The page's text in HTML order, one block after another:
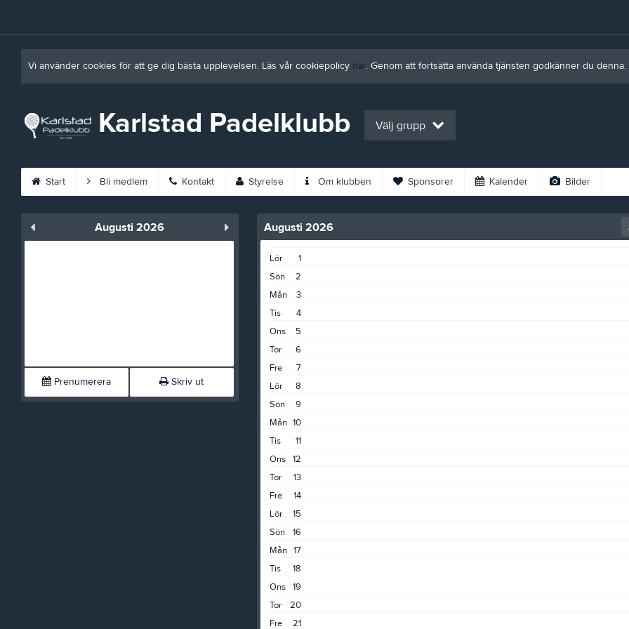
Vi använder cookies för att ge dig bästa upplevelsen. Läs vår cookiepolicy här. Genom att fortsätta använda tjänsten godkänner du denna.
Karlstad Padelklubb Välj grupp
Start Bli medlem Kontakt Styrelse Om klubben Sponsorer Kalender Bilder
Augusti 2026
Prenumerera Skriv ut
Augusti 2026
1
Lör
2
Sön
3
Mån
4
Tis
5
Ons
6
Tor
7
Fre
8
Lör
9
Sön
10
Mån
11
Tis
12
Ons
13
Tor
14
Fre
15
Lör
16
Sön
17
Mån
18
Tis
19
Ons
20
Tor
21
Fre